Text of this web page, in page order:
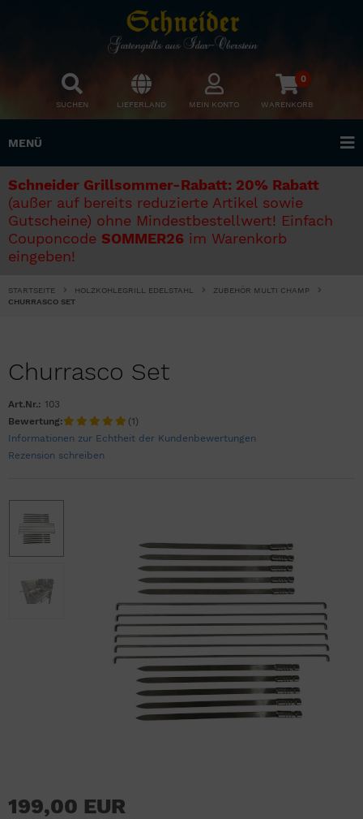
SUCHEN LIEFERLAND MEIN KONTO
0
WARENKORB
MENÜ
Schneider Grillsommer-Rabatt: 20% Rabatt
(außer auf bereits reduzierte Artikel sowie
Gutscheine) ohne Mindestbestellwert! Einfach
Couponcode SOMMER26 im Warenkorb
eingeben!
STARTSEITE HOLZKOHLEGRILL EDELSTAHL
ZUBEHÖR MULTI CHAMP
CHURRASCO SET
Churrasco Set
Art.Nr.: 103
Bewertung:
(1)
Informationen zur Echtheit der Kundenbewertungen
Rezension schreiben
199,00 EUR